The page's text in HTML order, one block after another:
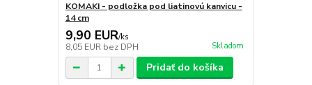
KOMAKI - podložka pod liatinovú kanvicu -
14 cm
9,90 EUR/ks
8,05 EUR bez DPH Skladom
Pridať do košíka